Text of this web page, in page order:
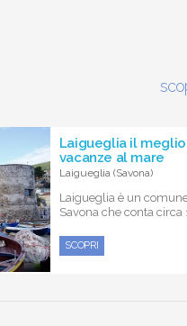
Laigueglia il
vacanze al mare
Laigueglia (Savona)
Laigueglia è un
Savona che conta circa
SCOPRI